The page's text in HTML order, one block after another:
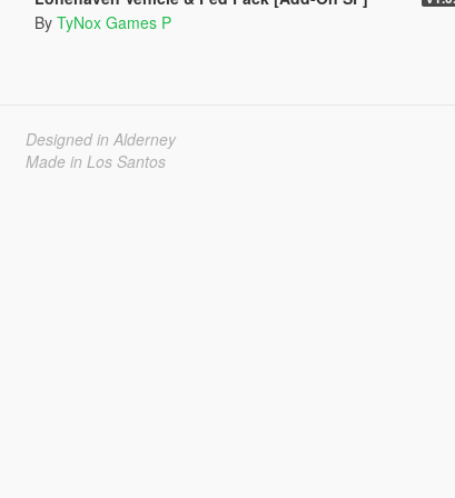
By TyNox Games P
Designed in Alderney
Made in Los Santos